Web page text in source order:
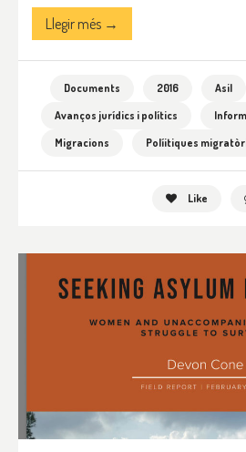
Llegir més →
Documents 2016
Asil
Avanços jurídics i polítics
Migracions
Políitiques
Like